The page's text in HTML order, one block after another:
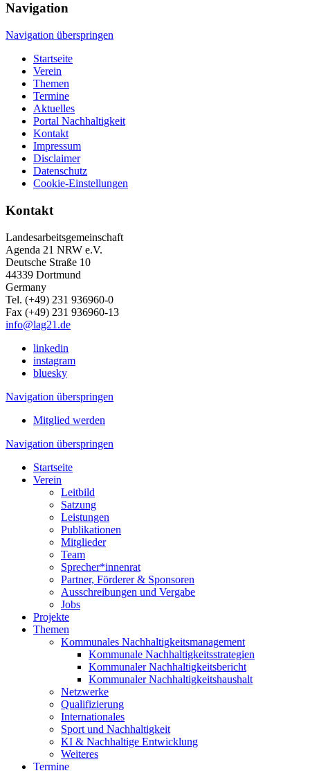
Navigation
Navigation überspringen
Startseite
Verein
Themen
Termine
Aktuelles
Portal Nachhaltigkeit
Kontakt
Impressum
Disclaimer
Datenschutz
Cookie-Einstellungen
Kontakt
Landesarbeitsgemeinschaft
Agenda 21 NRW e.V.
Deutsche Straße 10
44339 Dortmund
Germany
Tel. (+49) 231 936960-0
Fax (+49) 231 936960-13
info@lag21.de
linkedin
instagram
bluesky
Navigation überspringen
Mitglied werden
Navigation überspringen
Startseite
Verein
Leitbild
Satzung
Leistungen
Publikationen
Mitglieder
Team
Sprecher*innenrat
Partner, Förderer & Sponsoren
Ausschreibungen und Vergabe
Jobs
Projekte
Themen
Kommunales Nachhaltigkeitsmanagement
Kommunale Nachhaltigkeitsstrategien
Kommunaler Nachhaltigkeitsbericht
Kommunaler Nachhaltigkeitshaushalt
Netzwerke
Qualifizierung
Internationales
Sport und Nachhaltigkeit
KI & Nachhaltige Entwicklung
Weiteres
Termine